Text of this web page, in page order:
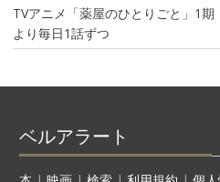
TVアニメ「薬屋のひとりごと」1
より毎日1話ずつ
ベルアラート